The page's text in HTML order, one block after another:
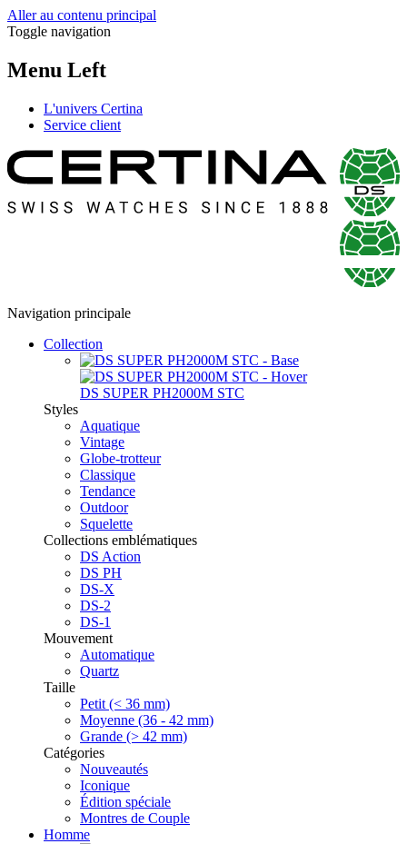
Aller au contenu principal
Toggle navigation
Menu Left
L'univers Certina
Service client
Navigation principale
Collection
DS SUPER PH2000M STC
Styles
Aquatique
Vintage
Globe-trotteur
Classique
Tendance
Outdoor
Squelette
Collections emblématiques
DS Action
DS PH
DS-X
DS-2
DS-1
Mouvement
Automatique
Quartz
Taille
Petit (< 36 mm)
Moyenne (36 - 42 mm)
Grande (> 42 mm)
Catégories
Nouveautés
Iconique
Édition spéciale
Montres de Couple
Homme